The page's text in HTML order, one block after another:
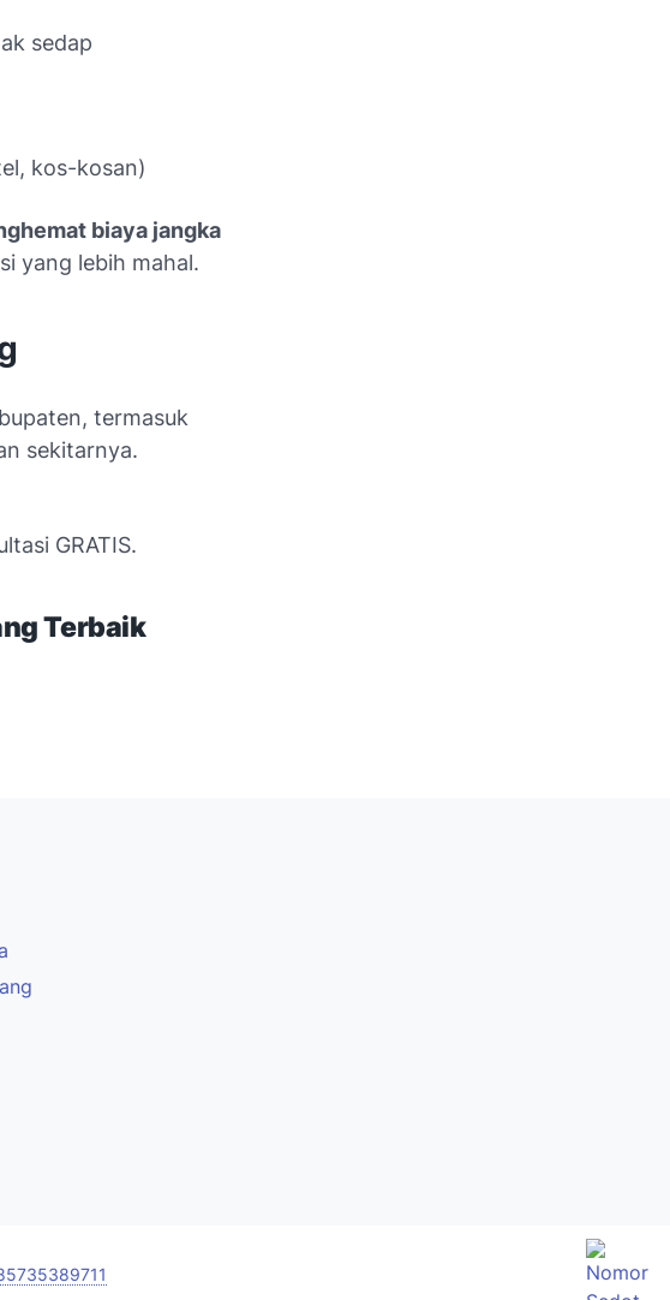
sedap
kos-kosan)
biaya jangka
yang lebih mahal.
termasuk
sekitarnya.
GRATIS.
Terbaik